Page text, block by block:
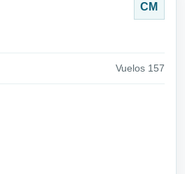
CM
Vuelos 157